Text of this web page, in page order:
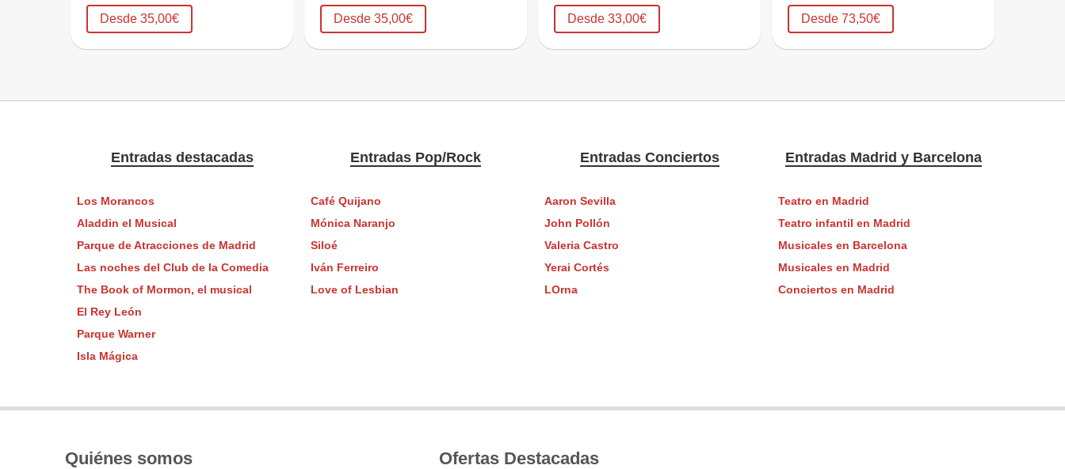
Desde 35,00€ Desde 35,00€ Desde 33,00€ Desde 73,50€
Entradas destacadas
Los Morancos
Aladdin el Musical
Parque de Atracciones de Madrid
Las noches del Club de la Comedia
The Book of Mormon, el musical
El Rey León
Parque Warner
Isla Mágica
Entradas Pop/Rock
Café Quijano
Mónica Naranjo
Siloé
Iván Ferreiro
Love of Lesbian
Entradas Conciertos
Aaron Sevilla
John Pollón
Valeria Castro
Yerai Cortés
LOrna
Entradas Madrid y Barcelona
Teatro en Madrid
Teatro infantil en Madrid
Musicales en Barcelona
Musicales en Madrid
Conciertos en Madrid
Quiénes somos Ofertas Destacadas